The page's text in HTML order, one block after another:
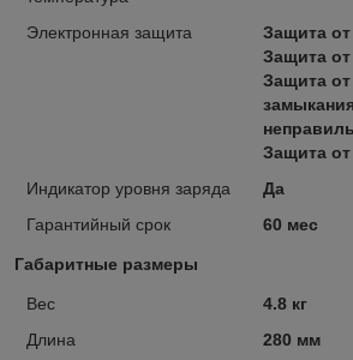
Электронная защита
Защита
Защита от
Защита от
Защита
Индикатор уровня заряда
Да
Гарантийный срок
60 мес
Габаритные размеры
Вес
4.8 кг
Длина
280 мм